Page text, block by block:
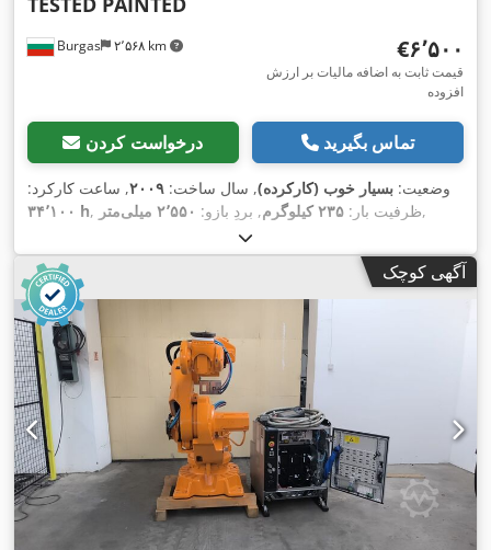
Burgas ۲٬۵۶۸ km ‎€۶٬۵۰۰
قیمت ثابت به اضافه مالیات بر ارزش
افزوده
درخواست کردن تماس بگیرید
وضعیت: بسیار خوب (کارکرده), سال ساخت: ۲۰۰۹, ساعت کارکرد:
۳۴٬۱۰۰ h
, ظرفیت بار: ۲۳۵ کیلوگرم , بردِ بازو: ۲٬۵۵۰ میلی‌متر ,
آگهی کوچک